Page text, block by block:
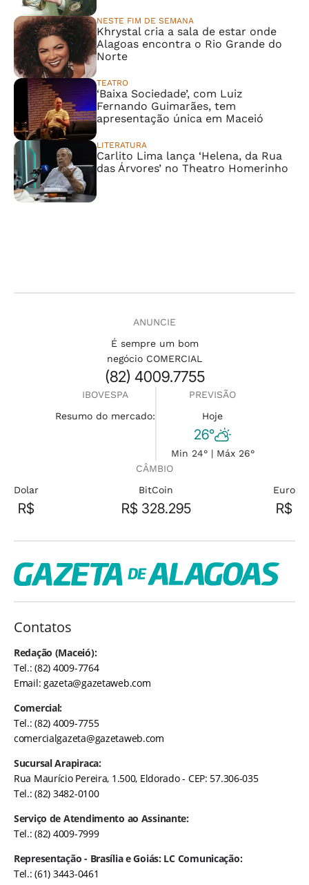
NESTE FIM DE SEMANA
Khrystal cria a sala de estar onde
Alagoas encontra o Rio Grande do
Norte
TEATRO
‘Baixa Sociedade’, com Luiz
Fernando Guimarães, tem
apresentação única em Maceió
LITERATURA
Carlito Lima lança ‘Helena, da Rua
das Árvores’ no Theatro Homerinho
ANUNCIE
É sempre um bom
negócio COMERCIAL
(82) 4009.7755
IBOVESPA
Resumo do mercado:
PREVISÃO
Hoje
26°
Min 24° | Máx 26°
CÂMBIO
Dolar
R$
BitCoin
R$ 328.295
Euro
R$
Contatos
Redação (Maceió):
Tel.: (82) 4009-7764
Email:gazeta@gazetaweb.com
Comercial:
Tel.: (82) 4009-7755
comercialgazeta@gazetaweb.com
Sucursal Arapiraca:
Rua Maurício Pereira, 1.500, Eldorado - CEP: 57.306-035
Tel.: (82) 3482-0100
Serviço de Atendimento ao Assinante:
Tel.: (82) 4009-7999
Representação - Brasília e Goiás: LC Comunicação:
Tel.: (61) 3443-0461